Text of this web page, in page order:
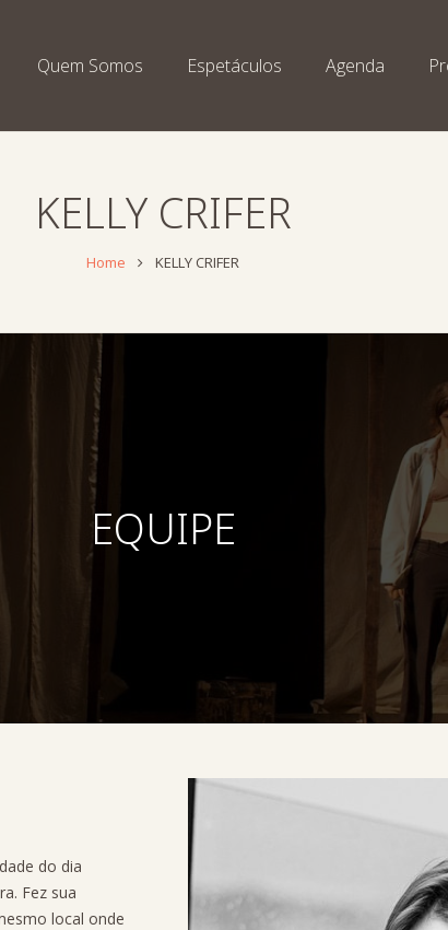
Quem Somos Espetáculos Agenda
KELLY CRIFER
Home KELLY CRIFER
EQUIPE
do dia
Fez sua
local onde